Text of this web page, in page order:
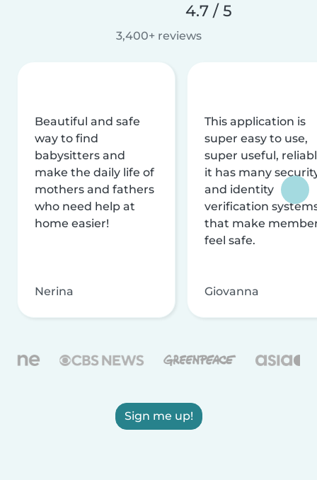
4.7 / 5
3,400+ reviews
Beautiful and safe
way to find
babysitters and
make the daily life of
mothers and fathers
who need help at
home easier!
Nerina
This application is
super easy to use,
super useful,
it has many
and identity
verification
that make
feel safe.
Giovanna
Sign me up!